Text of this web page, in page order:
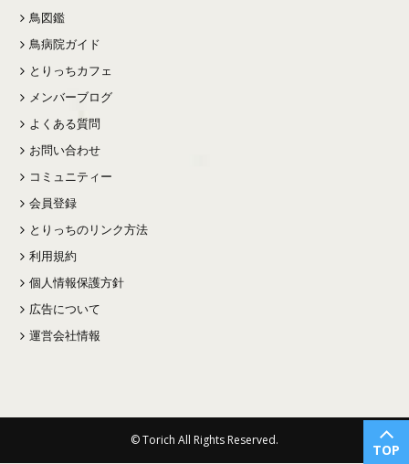
TOP
鳥図鑑
鳥病院ガイド
とりっちカフェ
メンバーブログ
よくある質問
お問い合わせ
コミュニティー
会員登録
とりっちのリンク方法
利用規約
個人情報保護方針
広告について
運営会社情報
© Torich All Rights Reserved.